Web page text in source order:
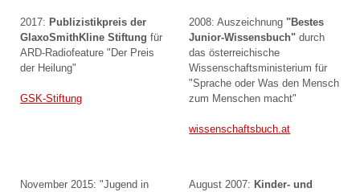
2017: Publizistikpreis der
GlaxoSmithKline Stiftung für
ARD-Radiofeature "Der Preis
der Heilung"
GSK-Stiftung
2008: Auszeichnung "Bestes
Junior-Wissensbuch" durch
das österreichische
Wissenschaftsministerium für
"Sprache oder Was den Mensch
zum Menschen macht"
wissenschaftsbuch.at
November 2015: "Jugend in
August 2007: Kinder- und